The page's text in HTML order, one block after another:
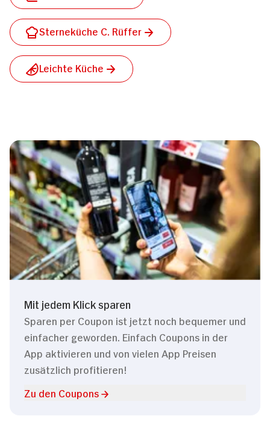
Sterneküche C. Rüffer
Leichte Küche
Mit jedem Klick sparen
Sparen per Coupon ist jetzt noch bequemer und
einfacher geworden. Einfach Coupons in der
App aktivieren und von vielen App Preisen
zusätzlich profitieren!
Zu den Coupons